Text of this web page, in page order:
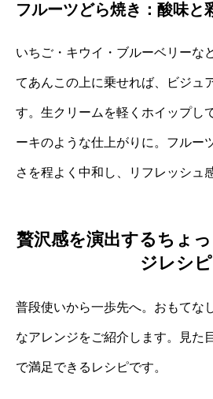
フルーツどら焼き：酸味と
いちご・キウイ・ブルーベリーな
てあんこの上に乗せれば、ビジュ
す。生クリームを軽くホイップし
ーキのような仕上がりに。フルー
さを程よく中和し、リフレッシュ
贅沢感を演出するちょ
ジレシピ
普段使いから一歩先へ。おもてな
なアレンジをご紹介します。見た
で満足できるレシピです。